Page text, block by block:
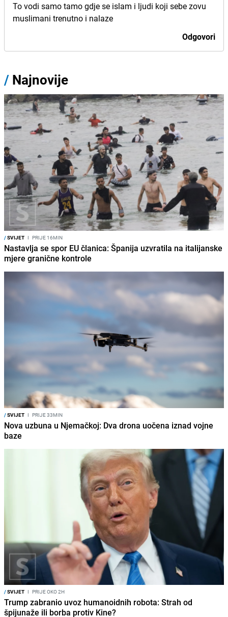
To vodi samo tamo gdje se islam i ljudi koji sebe zovu
muslimani trenutno i nalaze
Odgovori
/ Najnovije
/SVIJET I PRIJE 16MIN
Nastavlja se spor EU članica: Španija uzvratila na italijanske
mjere granične kontrole
/SVIJET I PRIJE 33MIN
Nova uzbuna u Njemačkoj: Dva drona uočena iznad vojne
baze
/SVIJET I PRIJE OKO 2H
Trump zabranio uvoz humanoidnih robota: Strah od
špijunaže ili borba protiv Kine?